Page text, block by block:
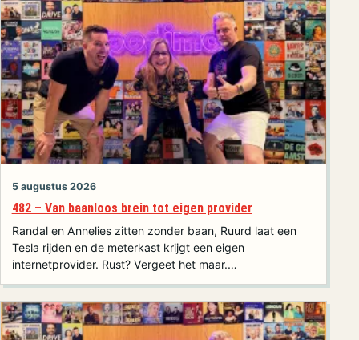
5 augustus 2026
482 – Van baanloos brein tot eigen provider
Randal en Annelies zitten zonder baan, Ruurd laat een
Tesla rijden en de meterkast krijgt een eigen
internetprovider. Rust? Vergeet het maar.…